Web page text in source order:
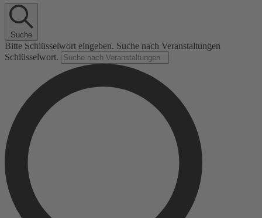
Suche
Bitte Schlüsselwort eingeben. Suche nach Veranstaltungen
Schlüsselwort.